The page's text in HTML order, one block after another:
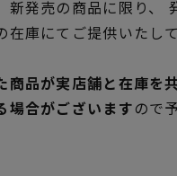
新発売の商品に限り、
在庫にてご提供いたして
品が実店舗と在庫を
場合がございますので